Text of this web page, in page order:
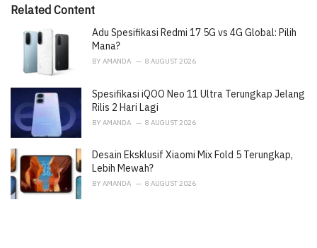
iRelated Content
Adu Spesifikasi Redmi 17 5G vs 4G Global: Pilih
Mana?
BY AMANDA 8 AUGUST 2026
Spesifikasi iQOO Neo 11 Ultra Terungkap Jelang
Rilis 2 Hari Lagi
BY AMANDA 8 AUGUST 2026
Desain Eksklusif Xiaomi Mix Fold 5 Terungkap,
Lebih Mewah?
BY AMANDA 8 AUGUST 2026